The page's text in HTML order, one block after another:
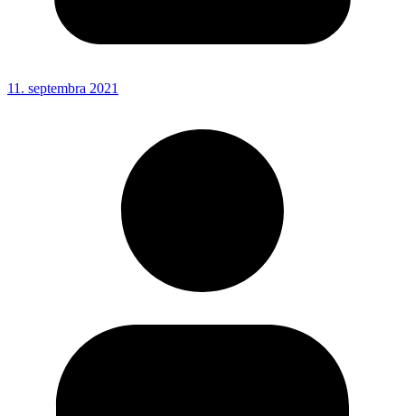
11. septembra 2021